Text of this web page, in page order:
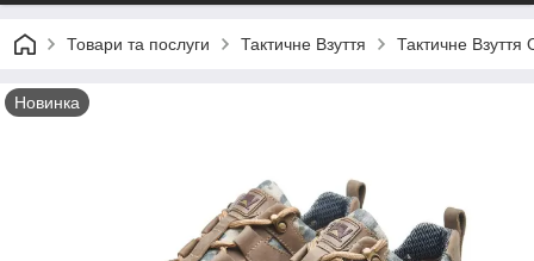
Товари та послуги Тактичне Взуття Тактичне Взуття
Новинка